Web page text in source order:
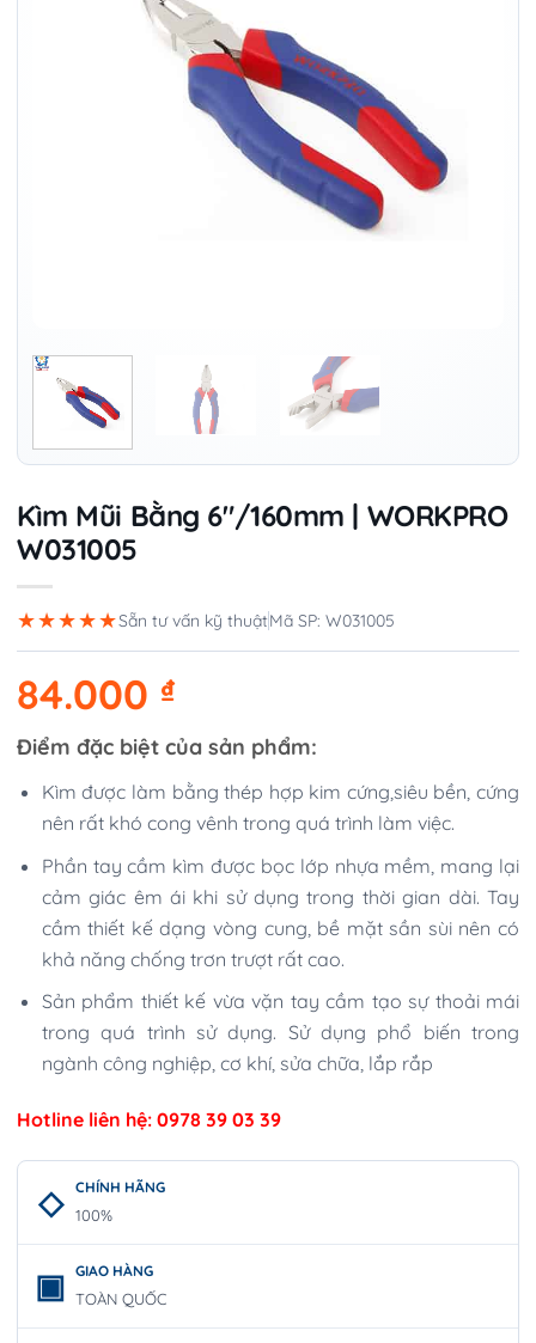
Kìm Mũi Bằng 6″/160mm | WORKPRO
W031005
★★★★★Sẵn tư vấn kỹ thuậtMã SP: W031005
84.000 ₫
Điểm đặc biệt của sản phẩm:
Kìm được làm bằng thép hợp kim cứng,siêu bền, cứng
nên rất khó cong vênh trong quá trình làm việc.
Phần tay cầm kìm được bọc lớp nhựa mềm, mang lại
cảm giác êm ái khi sử dụng trong thời gian dài. Tay
cầm thiết kế dạng vòng cung, bề mặt sần sùi nên có
khả năng chống trơn trượt rất cao.
Sản phẩm thiết kế vừa vặn tay cầm tạo sự thoải mái
trong quá trình sử dụng. Sử dụng phổ biến trong
ngành công nghiệp, cơ khí, sửa chữa, lắp rắp
Hotline liên hệ: 0978 39 03 39
CHÍNH HÃNG
100%
GIAO HÀNG
TOÀN QUỐC